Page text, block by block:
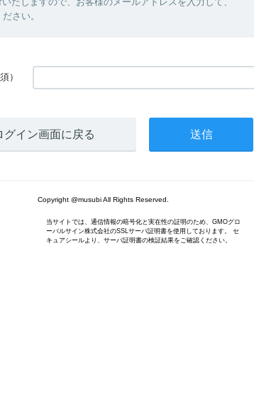
さい。
）
グイン画面に戻る
Copyright @musubi All Rights Reserved.
当サイトでは、通信情報の暗号化と実在性の証明のため、GMOグロ
ーバルサイン株式会社のSSLサーバ証明書を使用しております。 セ
キュアシールより、サーバ証明書の検証結果をご確認ください。